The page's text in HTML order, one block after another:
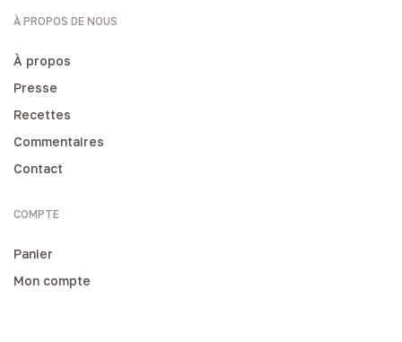
À PROPOS DE NOUS
À propos
Presse
Recettes
Commentaires
Contact
COMPTE
Panier
Mon compte